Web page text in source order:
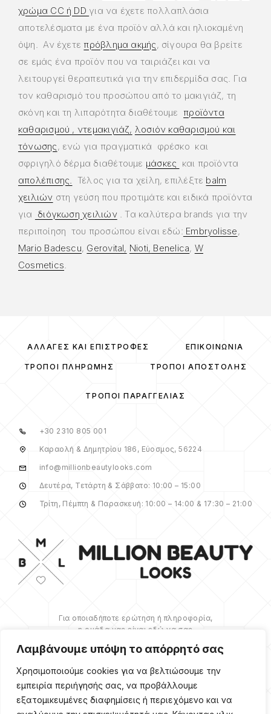
Λαμβάνουμε υπόψη το απόρρητό σας
Χρησιμοποιούμε cookies για να βελτιώσουμε την
εμπειρία περιήγησής σας, να προβάλλουμε
εξατομικευμένες διαφημίσεις ή περιεχόμενο και να
χρώμα CC ή DD για να έχετε πολλαπλάσια
αποτελέσματα με ένα προϊόν αλλά και ηλιοκαμένη
όψη. Αν έχετεπρόβλημα ακμής , σίγουρα θα βρείτε
σε εμάς ένα προϊόν που να ταιριάζει και να
λειτουργεί θεραπευτικά για την επιδερμίδα σας. Για
τον καθαρισμό του προσώπου από το μακιγιάζ, τη
σκόνη και τη λιπαρότητα διαθέτουμεπροϊόντα
καθαρισμού , ντεμακιγιάζ, λοσιόν καθαρισμού και
τόνωσης , ενώ για πραγματικά φρέσκο και
σφριγηλό δέρμα διαθέτουμε μάσκες και προϊόντα
απολέπισης.
Τέλος για τα χείλη, επιλέξτε balm
χειλιών στη γεύση που προτιμάτε και ειδικά προϊόντα
για διόγκωση χειλιών. Τα καλύτερα brands για την
περιποίηση του προσώπου είναι εδώ: Embryolisse ,
Mario Badescu, Gerovital, Nioti, Benelica, W
Cosmetics
ΑΛΛΑΓΈΣ ΚΑΙ ΕΠΙΣΤΡΟΦΈΣ ΕΠΙΚΟΙΝΩΝΊΑ
ΤΡΌΠΟΙ ΠΛΗΡΩΜΉΣ ΤΡΌΠΟΙ ΑΠΟΣΤΟΛΉΣ
ΤΡΌΠΟΙ ΠΑΡΑΓΓΕΛΊΑΣ
+30 2310 805 001
Καραολή & Δημητρίου 186, Εύοσμος, 56224
info@millionbeautylooks.com
Δευτέρα, Τετάρτη & Σάββατο: 10:00 – 15:00
Τρίτη, Πέμπτη & Παρασκευή: 10:00 – 14:00 & 17:30 – 21:00
Για οποιαδήποτε ερώτηση ή πληροφορία,
η ομάδα μας είναι εδώ να σας
βοηθήσουμε.
ΠΕΡΙΣΣΌΤΕΡΑ